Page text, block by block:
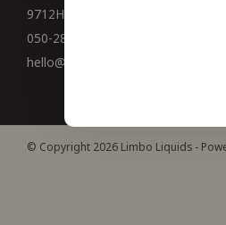
9712HE Groningen
050-2800116
hello@limboliquids.nl
© Copyright 2026 Limbo Liquids -